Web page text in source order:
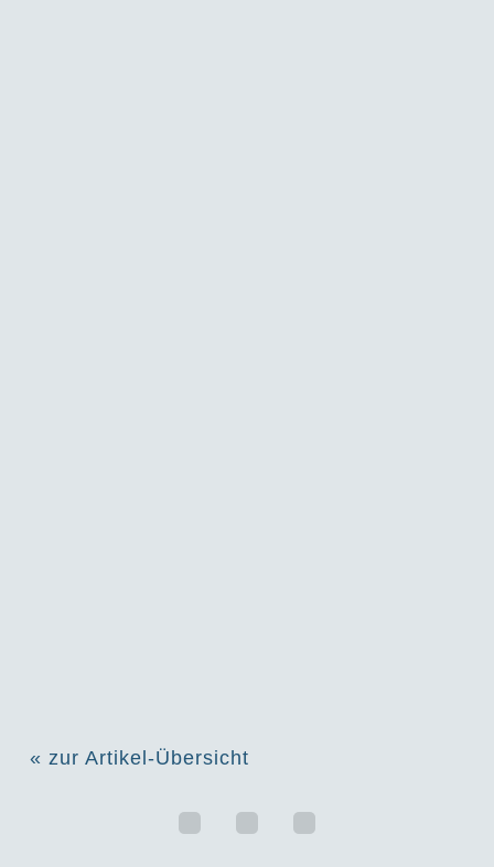
« zur Artikel-Übersicht